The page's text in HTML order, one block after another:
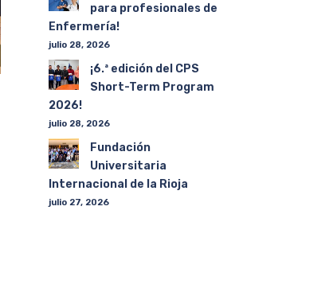
para profesionales de
Enfermería!
julio 28, 2026
¡6.ª edición del CPS
Short-Term Program
2026!
julio 28, 2026
Fundación
Universitaria
Internacional de la Rioja
julio 27, 2026